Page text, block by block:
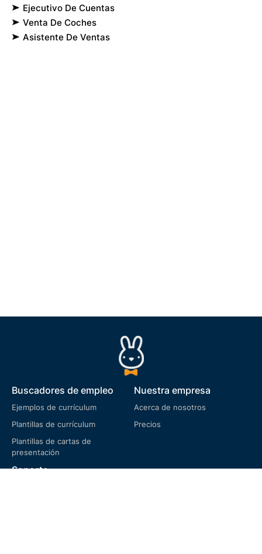
Ejecutivo De Cuentas
Venta De Coches
Asistente De Ventas
Buscadores de empleo
Ejemplos de currículum
Plantillas de currículum
Plantillas de cartas de
presentación
Nuestra empresa
Acerca de nosotros
Precios
Soporte